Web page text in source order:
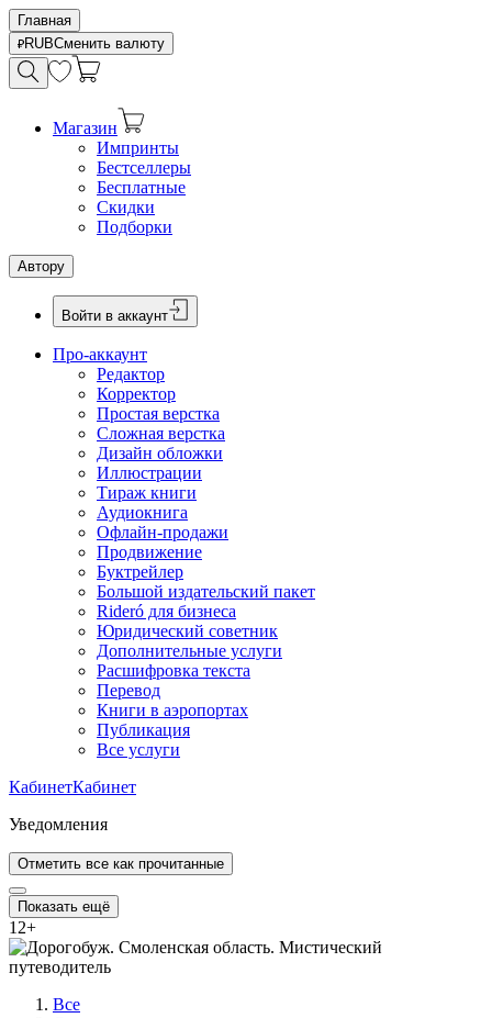
Главная
RUBСменить валюту
Магазин
Импринты
Бестселлеры
Бесплатные
Скидки
Подборки
Автору
Войти в аккаунт
Про-аккаунт
Редактор
Корректор
Простая верстка
Сложная верстка
Дизайн обложки
Иллюстрации
Тираж книги
Аудиокнига
Офлайн-продажи
Продвижение
Буктрейлер
Большой издательский пакет
Rideró для бизнеса
Юридический советник
Дополнительные услуги
Расшифровка текста
Перевод
Книги в аэропортах
Публикация
Все услуги
КабинетКабинет
Уведомления
Отметить все как прочитанные
Показать ещё
12+
Все